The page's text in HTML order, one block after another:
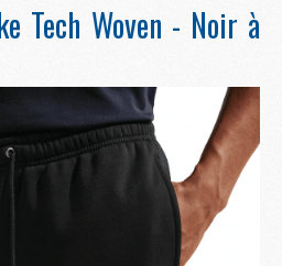
Tech Woven - Noir à